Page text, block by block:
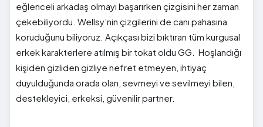
eğlenceli arkadaş olmayı başarırken çizgisini her zaman
çekebiliyordu. Wellsy’nin çizgilerini de canı pahasına
koruduğunu biliyoruz. Açıkçası bizi bıktıran tüm kurgusal
erkek karakterlere atılmış bir tokat oldu GG. Hoşlandığı
kişiden gizliden gizliye nefret etmeyen, ihtiyaç
duyulduğunda orada olan, sevmeyi ve sevilmeyi bilen,
destekleyici, erkeksi, güvenilir partner.